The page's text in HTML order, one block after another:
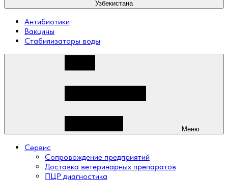
Узбекистана
Антибиотики
Вакцины
Стабилизаторы воды
Меню
Сервис
Сопровождение предприятий
Доставка ветеринарных препаратов
ПЦР диагностика